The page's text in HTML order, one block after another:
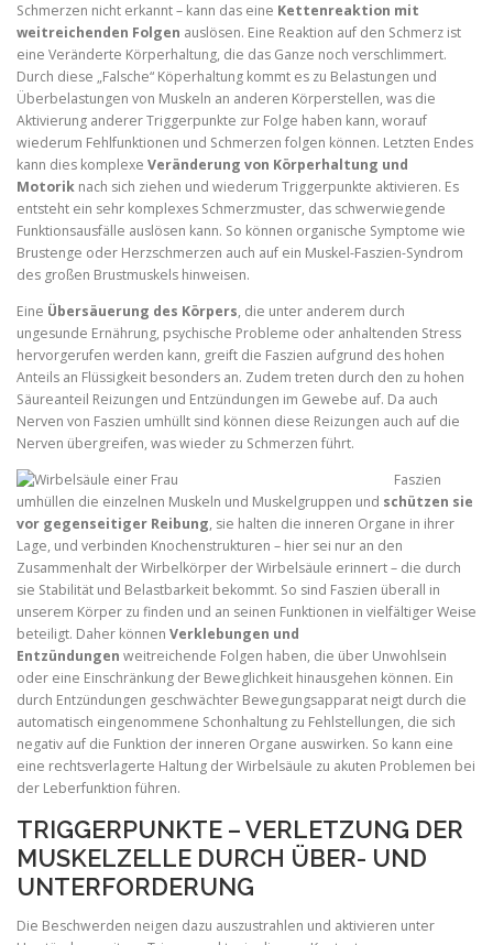
Schmerzen nicht erkannt – kann das eine Kettenreaktion mit
weitreichenden Folgen auslösen. Eine Reaktion auf den Schmerz ist
eine Veränderte Körperhaltung, die das Ganze noch verschlimmert.
Durch diese „Falsche“ Köperhaltung kommt es zu Belastungen und
Überbelastungen von Muskeln an anderen Körperstellen, was die
Aktivierung anderer Triggerpunkte zur Folge haben kann, worauf
wiederum Fehlfunktionen und Schmerzen folgen können. Letzten Endes
kann dies komplexe Veränderung von Körperhaltung und
Motorik nach sich ziehen und wiederum Triggerpunkte aktivieren. Es
entsteht ein sehr komplexes Schmerzmuster, das schwerwiegende
Funktionsausfälle auslösen kann. So können organische Symptome wie
Brustenge oder Herzschmerzen auch auf ein Muskel-Faszien-Syndrom
des großen Brustmuskels hinweisen.
Eine Übersäuerung des Körpers, die unter anderem durch
ungesunde Ernährung, psychische Probleme oder anhaltenden Stress
hervorgerufen werden kann, greift die Faszien aufgrund des hohen
Anteils an Flüssigkeit besonders an. Zudem treten durch den zu hohen
Säureanteil Reizungen und Entzündungen im Gewebe auf. Da auch
Nerven von Faszien umhüllt sind können diese Reizungen auch auf die
Nerven übergreifen, was wieder zu Schmerzen führt.
Faszien
umhüllen die einzelnen Muskeln und Muskelgruppen und schützen sie
vor gegenseitiger Reibung, sie halten die inneren Organe in ihrer
Lage, und verbinden Knochenstrukturen – hier sei nur an den
Zusammenhalt der Wirbelkörper der Wirbelsäule erinnert – die durch
sie Stabilität und Belastbarkeit bekommt. So sind Faszien überall in
unserem Körper zu finden und an seinen Funktionen in vielfältiger Weise
beteiligt. Daher können Verklebungen und
Entzündungen weitreichende Folgen haben, die über Unwohlsein
oder eine Einschränkung der Beweglichkeit hinausgehen können. Ein
durch Entzündungen geschwächter Bewegungsapparat neigt durch die
automatisch eingenommene Schonhaltung zu Fehlstellungen, die sich
negativ auf die Funktion der inneren Organe auswirken. So kann eine
eine rechtsverlagerte Haltung der Wirbelsäule zu akuten Problemen bei
der Leberfunktion führen.
TRIGGERPUNKTE – VERLETZUNG DER
MUSKELZELLE DURCH ÜBER- UND
UNTERFORDERUNG
Die Beschwerden neigen dazu auszustrahlen und aktivieren unter